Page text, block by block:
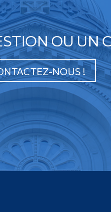
OU UN
NOUS !